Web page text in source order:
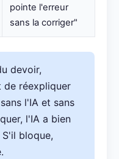
pointe l'erreur
sans la corriger"
devoir,
de réexpliquer
l'IA et sans
l'IA a bien
bloque,